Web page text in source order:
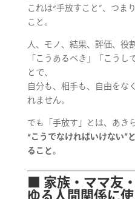
これは“手放すこと”、つまり
こと。
人、モノ、結果、評価、役
「こうあるべき」「こう
とで、
自分も、相手も、自由をな
れません。
でも「手放す」とは、あき
“こうでなければいけない”
ること。
■ 家族・ママ友